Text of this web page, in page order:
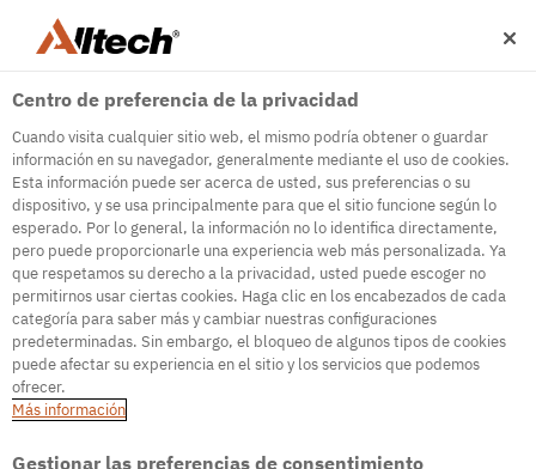
500
Internal Error Server
It seems we're experiencing some technical
difficulties. Try refreshing the page or go to the
homepage
Centro de preferencia de la privacidad
Cuando visita cualquier sitio web, el mismo podría obtener o guardar
información en su navegador, generalmente mediante el uso de cookies.
Esta información puede ser acerca de usted, sus preferencias o su
dispositivo, y se usa principalmente para que el sitio funcione según lo
esperado. Por lo general, la información no lo identifica directamente,
pero puede proporcionarle una experiencia web más personalizada. Ya
que respetamos su derecho a la privacidad, usted puede escoger no
permitirnos usar ciertas cookies. Haga clic en los encabezados de cada
categoría para saber más y cambiar nuestras configuraciones
predeterminadas. Sin embargo, el bloqueo de algunos tipos de cookies
puede afectar su experiencia en el sitio y los servicios que podemos
ofrecer.
Más información
Gestionar las preferencias de consentimiento